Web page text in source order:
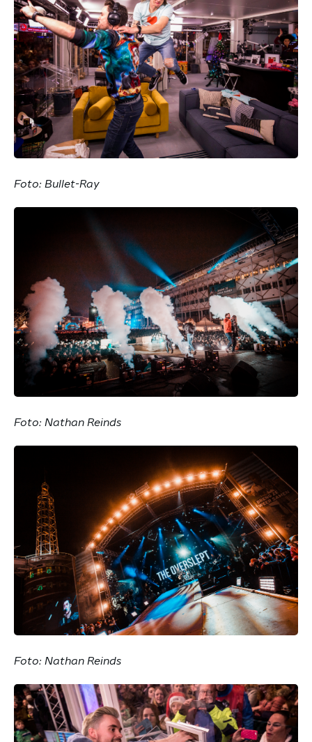
Foto: Bullet-Ray
Foto: Nathan Reinds
Foto: Nathan Reinds